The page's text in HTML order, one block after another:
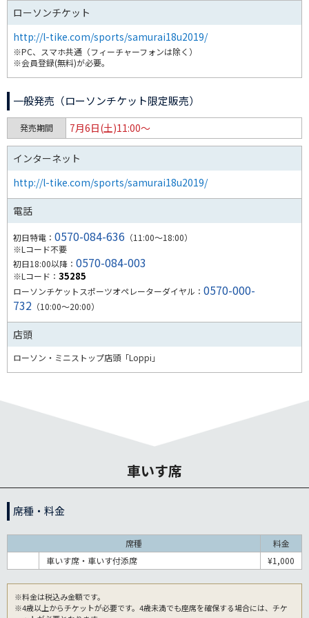
ローソンチケット
http://l-tike.com/sports/samurai18u2019/
※PC、スマホ共通（フィーチャーフォンは除く）
※会員登録(無料)が必要。
一般発売（ローソンチケット限定販売）
発売期間 7月6日(土)11:00～
インターネット
http://l-tike.com/sports/samurai18u2019/
電話
初日特電： 0570-084-636 （11:00～18:00）
※Lコード不要
初日18:00以降： 0570-084-003
※Lコード： 35285
ローソンチケットスポーツオペレーターダイヤル： 0570-000-
732 （10:00～20:00）
店頭
ローソン・ミニストップ店頭「Loppi」
車いす席
席種・料金
席種
料金
車いす席・車いす付添席
¥1,000
※料金は税込み金額です。
※4歳以上からチケットが必要です。4歳未満でも座席を確保する場合には、チケ